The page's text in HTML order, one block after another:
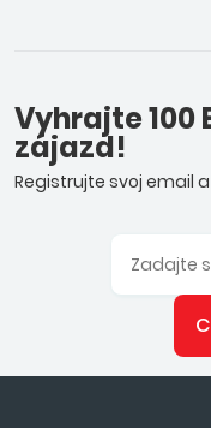
Vyhrajte 100
zájazd!
Registrujte svoj email